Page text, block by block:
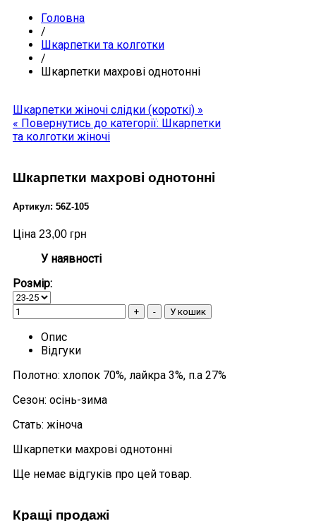
Головна
/
Шкарпетки та колготки
/
Шкарпетки махрові однотонні
Шкарпетки жіночі слідки (короткі) »
« Повернутись до категорії: Шкарпетки
та колготки жіночі
Шкарпетки махрові однотонні
Артикул: 56Z-105
Ціна 23,00 грн
У наявності
Розмір:
Опис
Відгуки
Полотно: хлопок 70%, лайкра 3%, п.а 27%
Сезон: осінь-зима
Стать: жіноча
Шкарпетки махрові однотонні
Ще немає відгуків про цей товар.
Кращі продажі